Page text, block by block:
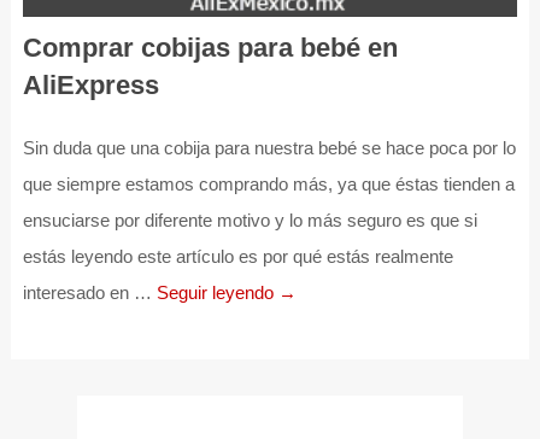
Comprar cobijas para bebé en
AliExpress
Sin duda que una cobija para nuestra bebé se hace poca por lo
que siempre estamos comprando más, ya que éstas tienden a
ensuciarse por diferente motivo y lo más seguro es que si
estás leyendo este artículo es por qué estás realmente
interesado en … Seguir leyendo →